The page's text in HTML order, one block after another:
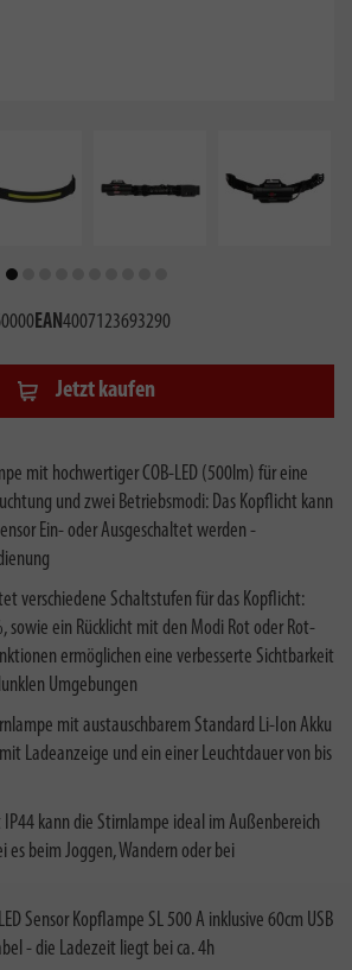
EAN4007123693290
Jetzt kaufen
mit hochwertiger COB-LED (500lm) für eine
und zwei Betriebsmodi: Das Kopflicht kann
Ein- oder Ausgeschaltet werden -
verschiedene Schaltstufen für das Kopflicht:
sowie ein Rücklicht mit den Modi Rot oder Rot-
ermöglichen eine verbesserte Sichtbarkeit
Umgebungen
mit austauschbarem Standard Li-Ion Akku
Ladeanzeige und ein einer Leuchtdauer von bis
IP44 kann die Stirnlampe ideal im Außenbereich
es beim Joggen, Wandern oder bei
Sensor Kopflampe SL 500 A inklusive 60cm USB
- die Ladezeit liegt bei ca. 4h